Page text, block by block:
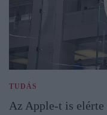
TUDÁS
Az Apple-t is